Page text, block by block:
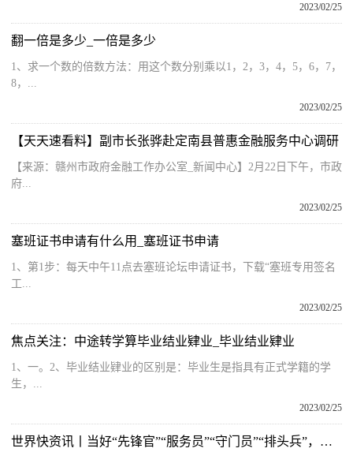
2023/02/25
翻一倍是多少_一倍是多少
1、求一个数的倍数方法：用这个数分别乘以1，2，3，4，5，6，7，
8，...
2023/02/25
【天天速看料】副市长张骅赴定南县普惠金融服务中心调研
【来源：赣州市政府金融工作办公室_新闻中心】2月22日下午，市政
府...
2023/02/25
塞班证书申请有什么用_塞班证书申请
1、第1步：每天中午11点去塞班论坛申请证书，下载“塞班专用签名
工...
2023/02/25
焦点关注：中途转学算毕业结业肄业_毕业结业肄业
1、一。2、毕业结业肄业的区别是：毕业生是指具有正式学籍的学
生，...
2023/02/25
世界快资讯丨当好“先锋官”“服务员”“守门员”“排头兵”，冯飞在省财政厅调研时这样要求